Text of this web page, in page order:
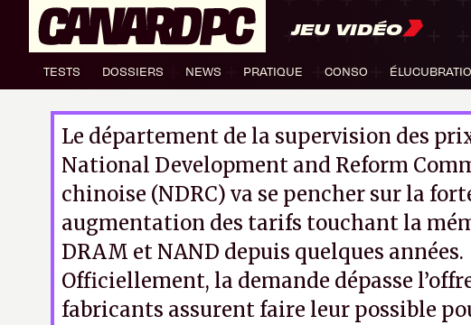
JEU VIDÉO
TESTS DOSSIERS NEWS PRATIQUE CONSO
Le département de la supervision des
National Development and Reform
chinoise (NDRC) va se pencher sur la
augmentation des tarifs touchant la
DRAM et NAND depuis quelques années.
Officiellement, la demande dépasse
fabricants assurent faire leur possible